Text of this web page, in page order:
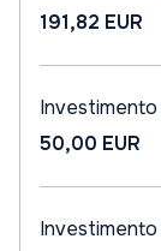
191,82 EUR
50,00 EUR